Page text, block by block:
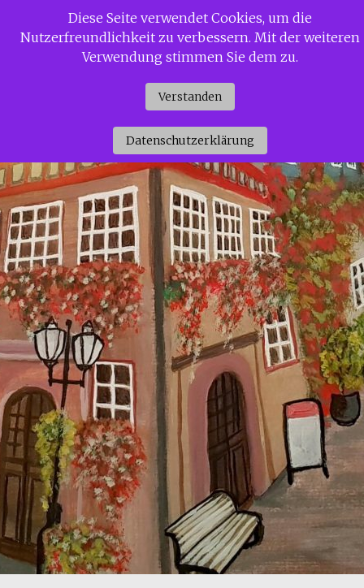
InhaltSiggi Gerdaus Welt
Diese Seite verwendet Cookies, um die
Nutzerfreundlichkeit zu verbessern. Mit der weiteren
Verwendung stimmen Sie dem zu.
Verstanden
Datenschutzerklärung